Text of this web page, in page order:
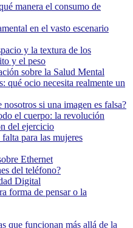
manera el consumo de
en el vasto escenario
y la textura de los
y el peso
sobre la Salud Mental
qué ocio necesita realmente un
si una imagen es falsa?
el cuerpo: la revolución
del ejercicio
para las mujeres
Ethernet
del teléfono?
Digital
forma de pensar o la
que funcionan más allá de la